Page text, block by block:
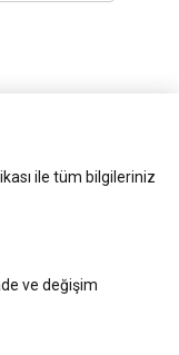
ile tüm bilgileriniz
ve değişim